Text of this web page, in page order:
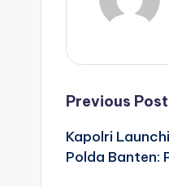
Post
Previous Post
Kapolri
Polda Banten: